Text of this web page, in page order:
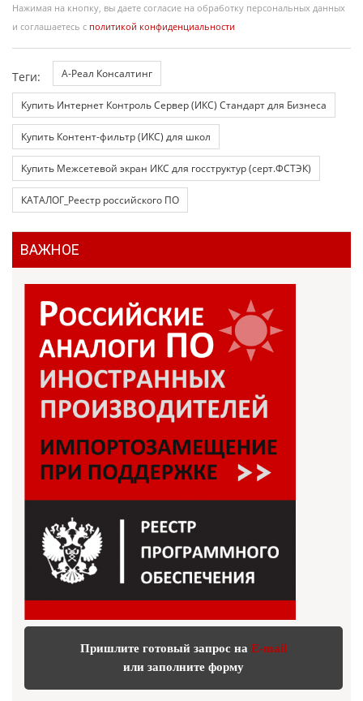
Нажимая на кнопку, вы даете согласие на обработку персональных данных
и соглашаетесь с политикой конфиденциальности
Теги: А-Реал Консалтинг
Купить Интернет Контроль Сервер (ИКС) Стандарт для Бизнеса
Купить Контент-фильтр (ИКС) для школ
Купить Межсетевой экран ИКС для госструктур (серт.ФСТЭК)
КАТАЛОГ_Реестр российского ПО
ВАЖНОЕ
Пришлите готовый запрос на E-mail
или заполните форму